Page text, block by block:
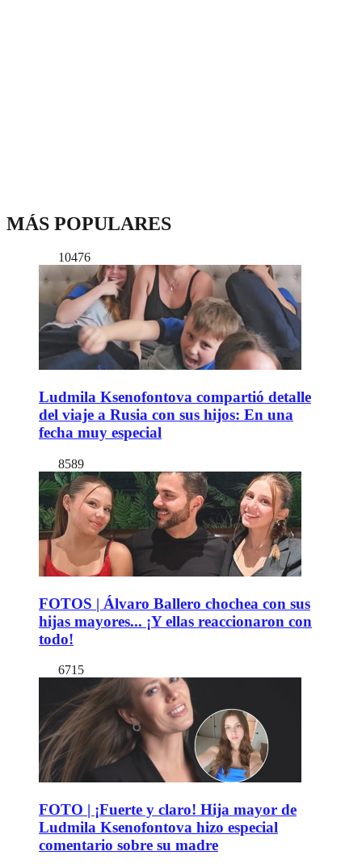
MÁS POPULARES
10476
Ludmila Ksenofontova compartió detalle
del viaje a Rusia con sus hijos: En una
fecha muy especial
8589
FOTOS | Álvaro Ballero chochea con sus
hijas mayores... ¡Y ellas reaccionaron con
todo!
6715
FOTO | ¡Fuerte y claro! Hija mayor de
Ludmila Ksenofontova hizo especial
comentario sobre su madre